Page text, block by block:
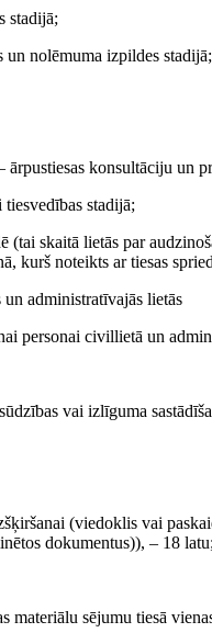
stadijā;
un nolē­muma izpildes stadijā;
konsultāciju un
tiesvedības stadijā;
(tai skaitā lietās par
kurš noteikts ar tiesas
administratīvajās lietās
personai civillietā un
vai izlīguma
(viedoklis vai
dokumentus)), – 18 latu;
sējumu tiesā